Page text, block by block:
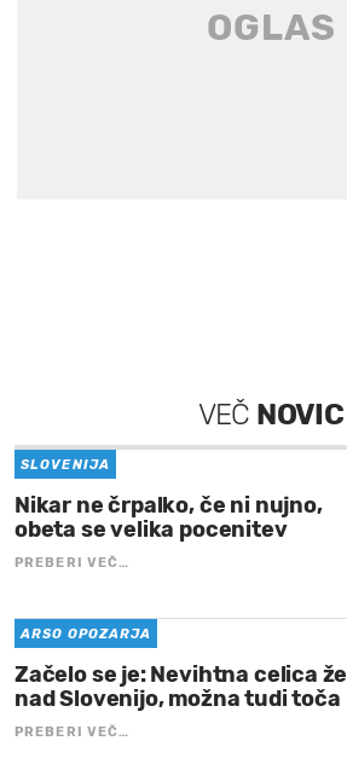
VEČ NOVIC
SLOVENIJA
Nikar ne črpalko, če ni nujno,
obeta se velika pocenitev
PREBERI VEČ…
ARSO OPOZARJA
Začelo se je: Nevihtna celica že
nad Slovenijo, možna tudi toča
PREBERI VEČ…